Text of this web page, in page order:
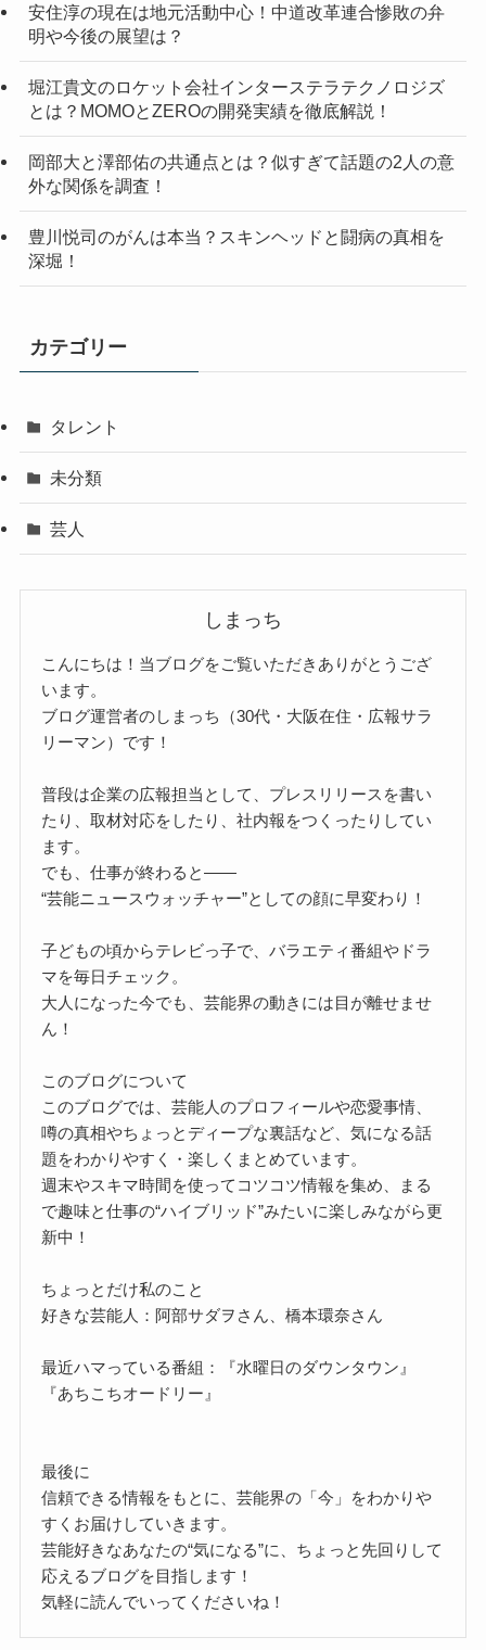
安住淳の現在は地元活動中心！中道改革連合惨敗の弁
明や今後の展望は？
堀江貴文のロケット会社インターステラテクノロジズ
とは？MOMOとZEROの開発実績を徹底解説！
岡部大と澤部佑の共通点とは？似すぎて話題の2人の意
外な関係を調査！
豊川悦司のがんは本当？スキンヘッドと闘病の真相を
深堀！
カテゴリー
タレント
未分類
芸人
しまっち
こんにちは！当ブログをご覧いただきありがとうござ
います。
ブログ運営者のしまっち（30代・大阪在住・広報サラ
リーマン）です！
普段は企業の広報担当として、プレスリリースを書い
たり、取材対応をしたり、社内報をつくったりしてい
ます。
でも、仕事が終わると――
“芸能ニュースウォッチャー”としての顔に早変わり！
子どもの頃からテレビっ子で、バラエティ番組やドラ
マを毎日チェック。
大人になった今でも、芸能界の動きには目が離せませ
ん！
このブログについて
このブログでは、芸能人のプロフィールや恋愛事情、
噂の真相やちょっとディープな裏話など、気になる話
題をわかりやすく・楽しくまとめています。
週末やスキマ時間を使ってコツコツ情報を集め、まる
で趣味と仕事の“ハイブリッド”みたいに楽しみながら更
新中！
ちょっとだけ私のこと
好きな芸能人：阿部サダヲさん、橋本環奈さん
最近ハマっている番組：『水曜日のダウンタウン』
『あちこちオードリー』
最後に
信頼できる情報をもとに、芸能界の「今」をわかりや
すくお届けしていきます。
芸能好きなあなたの“気になる”に、ちょっと先回りして
応えるブログを目指します！
気軽に読んでいってくださいね！